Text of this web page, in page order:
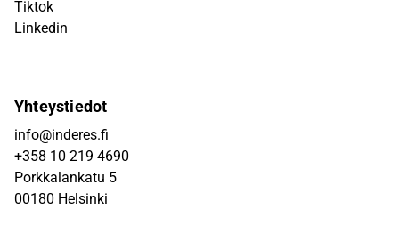
Tiktok
Linkedin
Yhteystiedot
info@inderes.fi
+358 10 219 4690
Porkkalankatu 5
00180 Helsinki